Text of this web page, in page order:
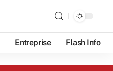
Entreprise Flash Info